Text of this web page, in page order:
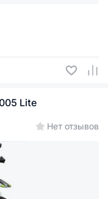
Lite
Нет отзывов